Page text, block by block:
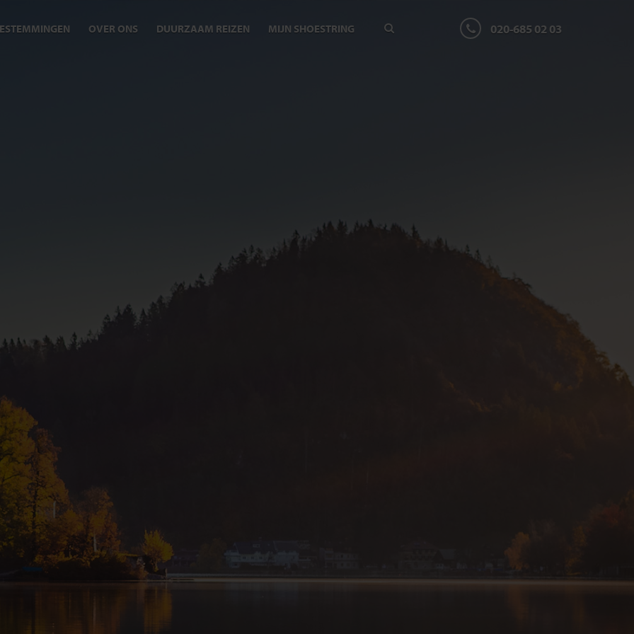
OVER ONS DUURZAAM REIZEN MIJN SHOESTRING 020-685 02 03